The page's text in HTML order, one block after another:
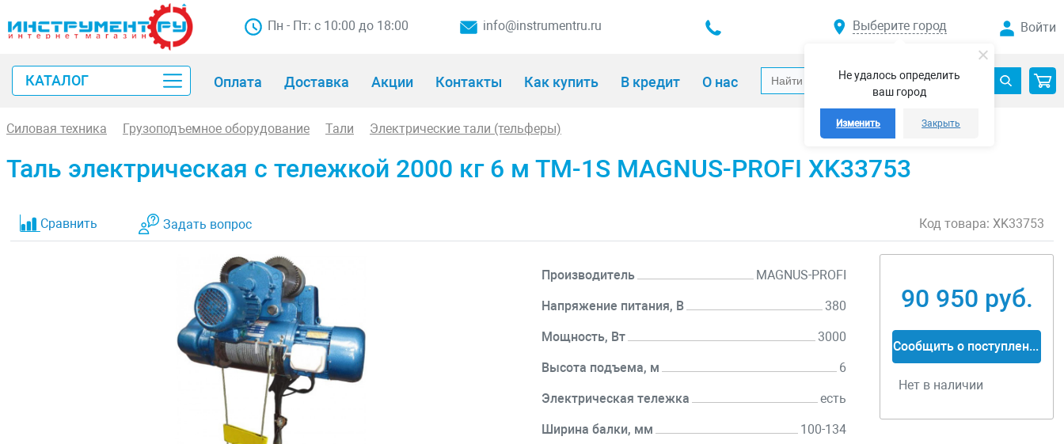
Не удалось определить
ваш город
Изменить Закрыть
Пн - Пт: с 10:00 до 18:00 info@instrumentru.ru Выберите город Войти
КАТАЛОГ Оплата Доставка Акции Контакты Как купить В кредит О нас
Силовая техника Грузоподъемное оборудование Тали Электрические тали (тельферы)
Таль электрическая с тележкой 2000 кг 6 м ТM-1S MAGNUS-PROFI XK33753
Сравнить Задать вопрос Код товара: XK33753
Производитель MAGNUS-PROFI
Напряжение питания, В 380
Мощность, Вт 3000
Высота подъема, м 6
Электрическая тележка есть
Ширина балки, мм 100-134
90 950 руб.
Сообщить о поступлении
Нет в наличии